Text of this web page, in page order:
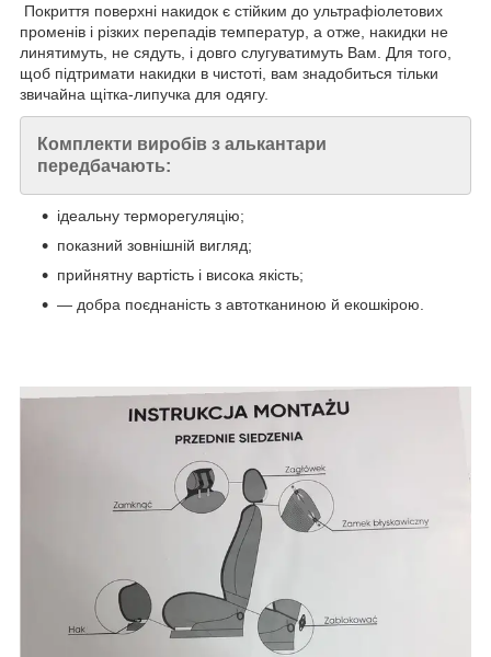
Покриття поверхні накидок є стійким до ультрафіолетових
променів і різких перепадів температур, а отже, накидки не
линятимуть, не сядуть, і довго слугуватимуть Вам. Для того,
щоб підтримати накидки в чистоті, вам знадобиться тільки
звичайна щітка-липучка для одягу.
Комплекти виробів з алькантари
передбачають:
ідеальну терморегуляцію;
показний зовнішній вигляд;
прийнятну вартість і висока якість;
— добра поєднаність з автотканиною й екошкірою.